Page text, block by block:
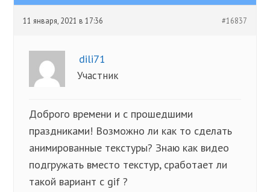
11 января, 2021 в 17:36 #16837
dili71
Участник
Доброго времени и с прошедшими
праздниками! Возможно ли как то сделать
анимированные текстуры? Знаю как видео
подгружать вместо текстур, сработает ли
такой вариант с gif ?